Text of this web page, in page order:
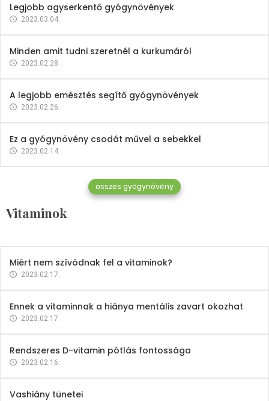
Legjobb agyserkentő gyógynövények
2023.03.04.
Minden amit tudni szeretnél a kurkumáról
2023.02.28.
A legjobb emésztés segítő gyógynövények
2023.02.26.
Ez a gyógynövény csodát művel a sebekkel
2023.02.14.
összes gyógynövény
Vitaminok
Vitaminok
Mindent a B-12 vitaminról
2023.02.27.
Miért nem szívódnak fel a vitaminok?
2023.02.17.
Ennek a vitaminnak a hiánya mentális zavart okozhat
2023.02.17.
Rendszeres D-vitamin pótlás fontossága
2023.02.16.
Vashiány tünetei